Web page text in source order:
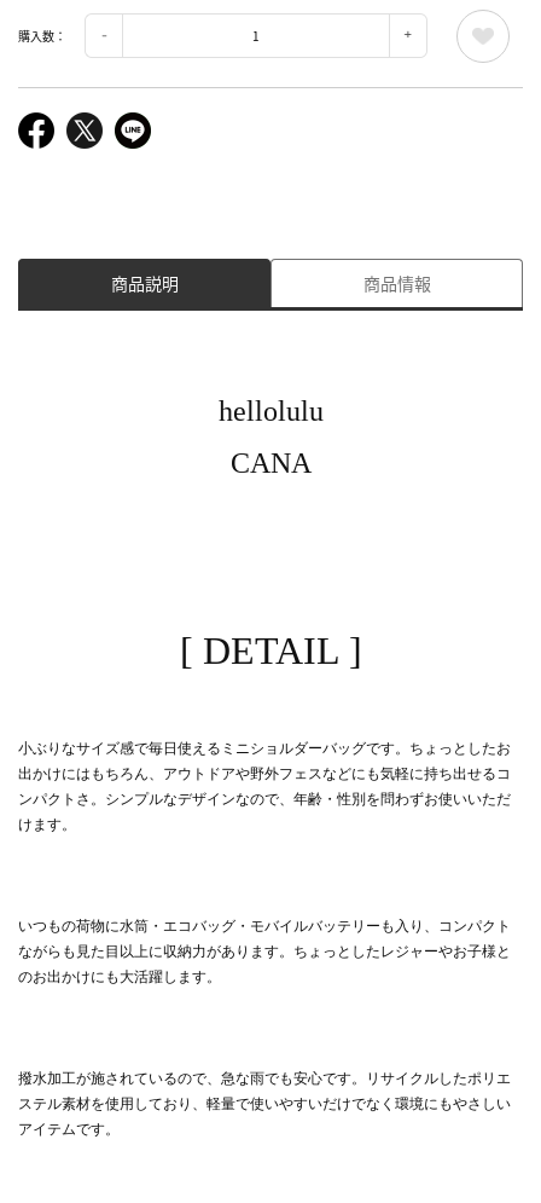
購入数：
商品説明 商品情報
hellolulu
CANA
[ DETAIL ]
小ぶりなサイズ感で毎日使えるミニショルダーバッグです。ちょっとしたお
出かけにはもちろん、アウトドアや野外フェスなどにも気軽に持ち出せるコ
ンパクトさ。シンプルなデザインなので、年齢・性別を問わずお使いいただ
けます。
いつもの荷物に水筒・エコバッグ・モバイルバッテリーも入り、コンパクト
ながらも見た目以上に収納力があります。ちょっとしたレジャーやお子様と
のお出かけにも大活躍します。
撥水加工が施されているので、急な雨でも安心です。リサイクルしたポリエ
ステル素材を使用しており、軽量で使いやすいだけでなく環境にもやさしい
アイテムです。